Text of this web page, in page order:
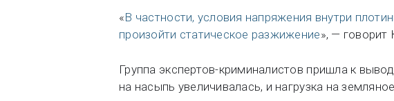
«В частности, условия напряжения внутри
произойти статическое разжижение», — говорит
Группа экспертов-криминалистов пришла к
на насыпь увеличивалась, и нагрузка на